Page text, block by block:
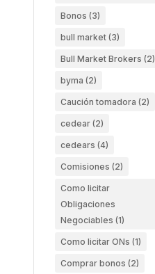
Bonos (3)
bull market (3)
Bull Market Brokers (2)
byma (2)
Caución tomadora (2)
cedear (2)
cedears (4)
Comisiones (2)
Como licitar
Obligaciones
Negociables (1)
Como licitar ONs (1)
Comprar bonos (2)